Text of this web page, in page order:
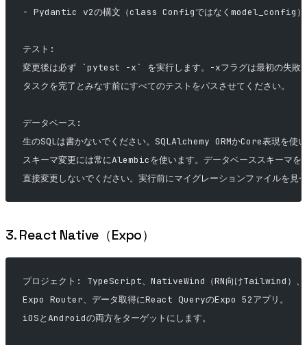
- Pydantic v2の構文（class Configではなくmodel_config）
テスト:
変更後は必ず `pytest -x` を実行します。-xフラグは最初の失敗
タスクを完了とみなす前にすべてのテストをパスさせてください。
データベース:
生のSQLは書かないでください。SQLAlchemy ORMかCore表現を使
スキーマ変更には常にAlembicを使います。データベーススキーマを
直接変更しないでください。実行前にマイグレーションファイルを見
3. React Native（Expo）
プロジェクト: TypeScript、NativeWind（RN向けTailwind）、
Expo Router、データ取得にReact QueryのExpo 52アプリ。
iOSとAndroidの両方をターゲットにします。